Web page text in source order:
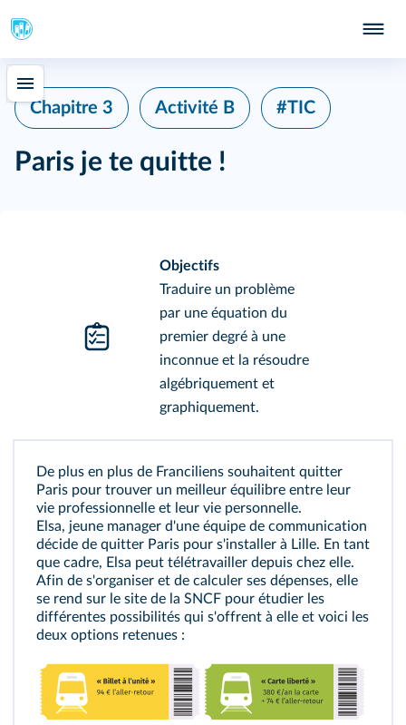
Chapitre 3 Activité B #TIC
Paris je te quitte !
Objectifs
Traduire un problème
par une équation du
premier degré à une
inconnue et la résoudre
algébriquement et
graphiquement.
De plus en plus de Franciliens souhaitent quitter
Paris pour trouver un meilleur équilibre entre leur
vie professionnelle et leur vie personnelle.
Elsa, jeune manager d'une équipe de communication
décide de quitter Paris pour s'installer à Lille. En tant
que cadre, Elsa peut télétravailler depuis chez elle.
Afin de s'organiser et de calculer ses dépenses, elle
se rend sur le site de la SNCF pour étudier les
différentes possibilités qui s'offrent à elle et voici les
deux options retenues :